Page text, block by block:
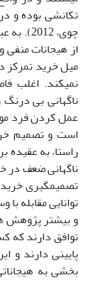
تکانشی بوده و
چوی،
از هیجانات
میل خرید تمرکز
نمی­کند. اغلب
ناگهانی بی
عمل کردن فرد
است و تصمیم
راستا، به عقیده
ناگهانی ضعف در
تصمیم­گیری خرید
توانایی مقابله
و بیشتر پژوهش
توافق دارند که
پایینی دارند و
بخشی به